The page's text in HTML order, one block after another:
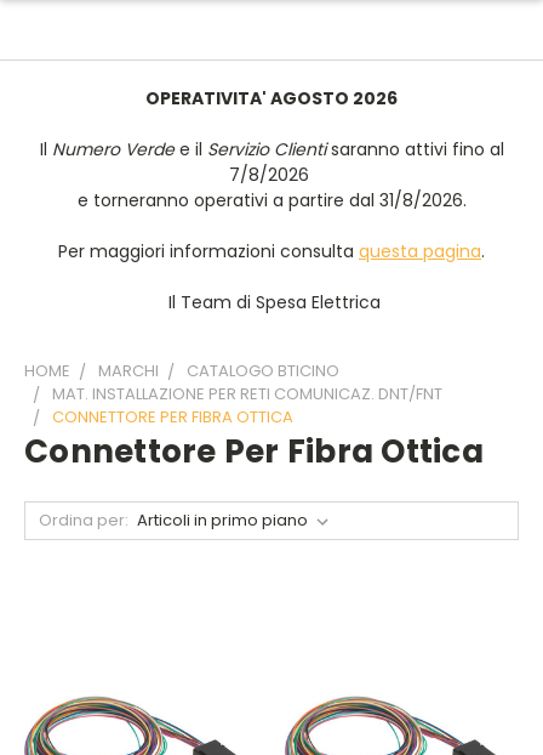
OPERATIVITA' AGOSTO 2026
Il Numero Verdee il Servizio Clientisaranno attivi fino al
7/8/2026
e torneranno operativi a partire dal 31/8/2026.
Per maggiori informazioni consulta questa pagina.
Il Team di Spesa Elettrica
HOME MARCHI
CATALOGO BTICINO
MAT. INSTALLAZIONE PER RETI COMUNICAZ. DNT/FNT
CONNETTORE PER FIBRA OTTICA
Connettore Per Fibra Ottica
Ordina per: